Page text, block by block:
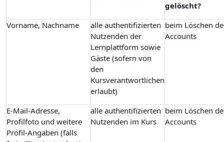
gelöscht?
Vorname, Nachname
alle authentifizierten
Nutzenden der
Lernplattform sowie
Gäste (sofern von
den
Kursverantwortlichen
erlaubt)
beim Löschen
Accounts
E-Mail-Adresse,
Profilfoto und weitere
Profil-Angaben (falls
alle authentifizierten
Nutzenden im Kurs
beim Löschen
Accounts